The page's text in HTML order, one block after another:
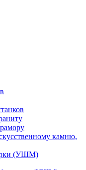
камню,
(УШМ)